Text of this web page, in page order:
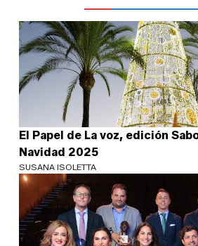
El Papel de La voz, edición
Navidad 2025
SUSANA ISOLETTA